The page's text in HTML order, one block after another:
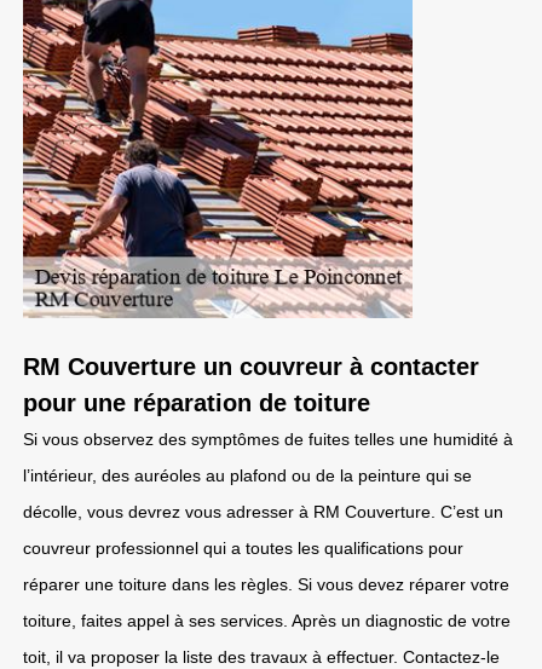
RM Couverture un couvreur à contacter
pour une réparation de toiture
Si vous observez des symptômes de fuites telles une humidité à
l’intérieur, des auréoles au plafond ou de la peinture qui se
décolle, vous devrez vous adresser à RM Couverture. C’est un
couvreur professionnel qui a toutes les qualifications pour
réparer une toiture dans les règles. Si vous devez réparer votre
toiture, faites appel à ses services. Après un diagnostic de votre
toit, il va proposer la liste des travaux à effectuer. Contactez-le